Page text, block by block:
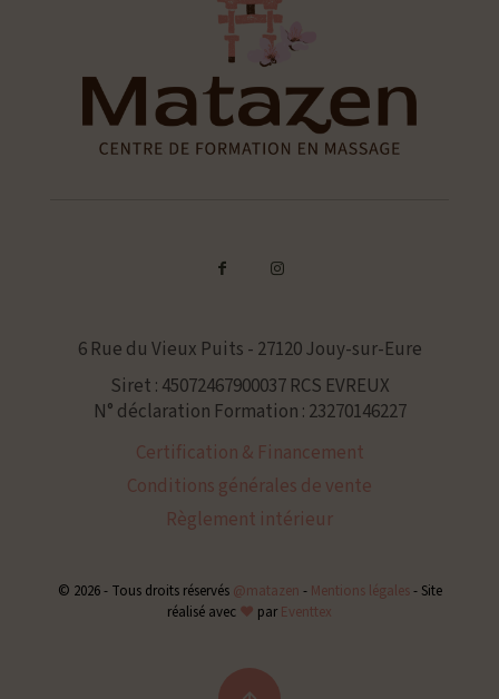
6 Rue du Vieux Puits - 27120 Jouy-sur-Eure
Siret : 45072467900037 RCS EVREUX
N° déclaration Formation : 23270146227
Certification & Financement
Conditions générales de vente
Règlement intérieur
© 2026 - Tous droits réservés @matazen - Mentions légales-Site
réalisé avec ❤ par Eventtex